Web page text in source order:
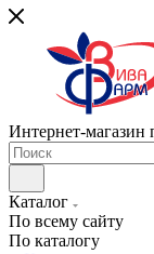
Интернет-магазин
Каталог
По всему сайту
По каталогу